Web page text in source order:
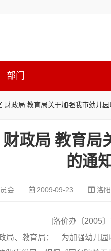
部门
财政局 教育局关于加强我市幼儿
政局 教育局
的通知
会 2009-09-23 洛阳
[洛价办〔2005
局、教育局： 为加强幼儿